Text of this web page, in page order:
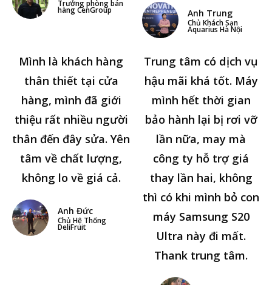
Trưởng phòng bán
hàng CenGroup Anh Trung
Chủ Khách Sạn
Aquarius Hà Nội
Mình là khách hàng
thân thiết tại cửa
hàng, mình đã giới
thiệu rất nhiều người
thân đến đây sửa. Yên
tâm về chất lượng,
không lo về giá cả.
Anh Đức
Chủ Hệ Thống
DeliFruit
Trung tâm có dịch vụ
hậu mãi khá tốt. Máy
mình hết thời gian
bảo hành lại bị rơi vỡ
lần nữa, may mà
công ty hỗ trợ giá
thay lần hai, không
thì có khi mình bỏ con
máy Samsung S20
Ultra này đi mất.
Thank trung tâm.